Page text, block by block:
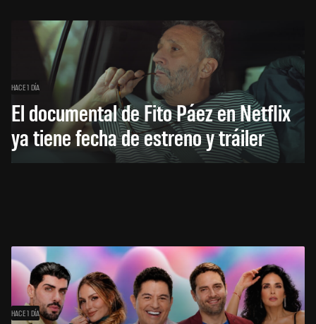
HACE 1 DÍA
El documental de Fito Páez en Netflix
ya tiene fecha de estreno y tráiler
HACE 1 DÍA